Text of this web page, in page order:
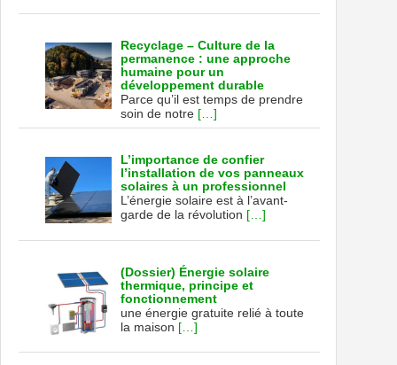
Recyclage – Culture de la
permanence : une approche
humaine pour un
développement durable
Parce qu’il est temps de prendre
soin de notre […]
L’importance de confier
l’installation de vos panneaux
solaires à un professionnel
L’énergie solaire est à l’avant-
garde de la révolution […]
(Dossier) Énergie solaire
thermique, principe et
fonctionnement
une énergie gratuite relié à toute
la maison […]